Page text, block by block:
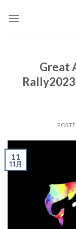
Great
11
11月